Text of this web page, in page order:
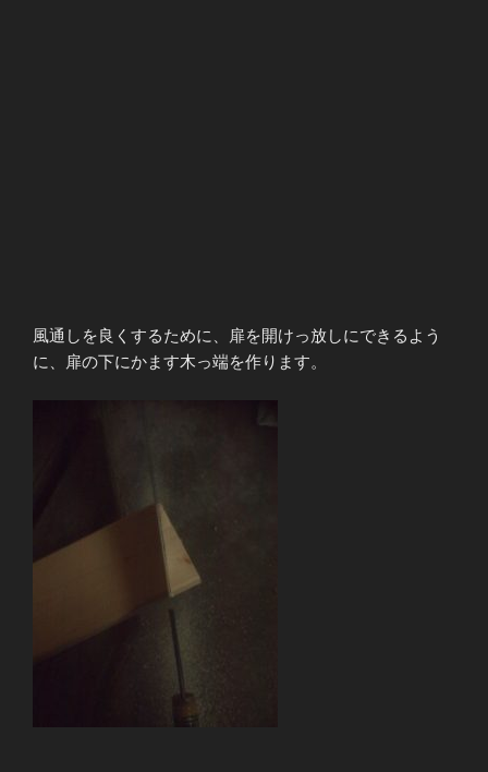
風通しを良くするために、扉を開けっ放しにできるよう
に、扉の下にかます木っ端を作ります。